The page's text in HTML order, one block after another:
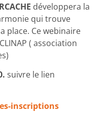
développera la
qui trouve
place. Ce webinaire
( association
suivre le lien
inscriptions